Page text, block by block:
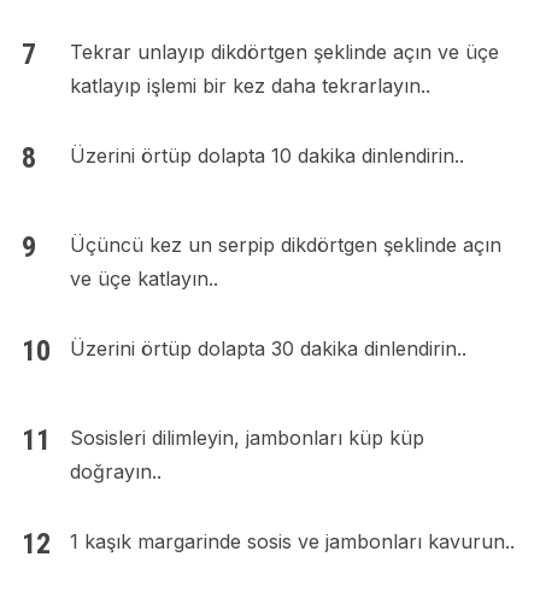
Tekrar unlayıp dikdörtgen şeklinde açın ve üçe
katlayıp işlemi bir kez daha tekrarlayın..
Üzerini örtüp dolapta 10 dakika dinlendirin..
Üçüncü kez un serpip dikdörtgen şeklinde açın
ve üçe katlayın..
Üzerini örtüp dolapta 30 dakika dinlendirin..
Sosisleri dilimleyin, jambonları küp küp
doğrayın..
1 kaşık margarinde sosis ve jambonları kavurun..